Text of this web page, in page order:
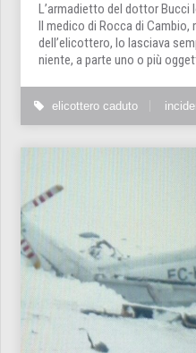
L’armadietto del dottor
Il medico di Rocca di
dell’elicottero, lo lasciava
niente, a parte uno o più
elicottero caduto